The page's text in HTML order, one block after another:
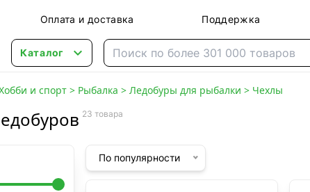
Оплата и доставка Поддержка
Каталог 
и спорт > Рыбалка > Ледобуры для рыбалки > Чехлы
23 товара
По популярности